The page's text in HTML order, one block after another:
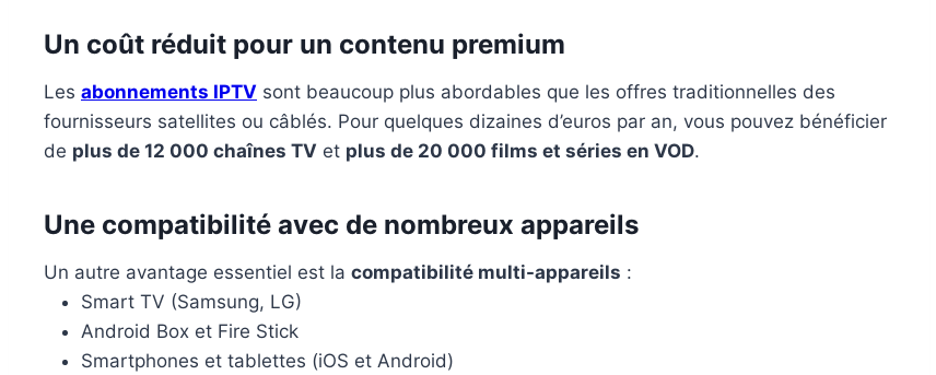
Un coût réduit pour un contenu premium
Les abonnements IPTV sont beaucoup plus abordables que les offres traditionnelles des
fournisseurs satellites ou câblés. Pour quelques dizaines d’euros par an, vous pouvez bénéficier
de plus de 12 000 chaînes TV et plus de 20 000 films et séries en VOD.
Une compatibilité avec de nombreux appareils
Un autre avantage essentiel est la compatibilité multi-appareils :
Smart TV (Samsung, LG)
Android Box et Fire Stick
Smartphones et tablettes (iOS et Android)